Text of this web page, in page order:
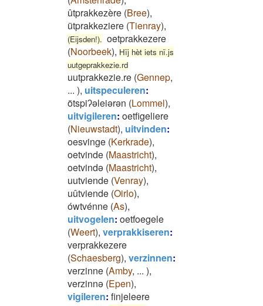
ûtprakkezère (Bree),
ütprakkeziere (Tienray),
(Eijsden!). oetprakkezere
(Noorbeek), Hïj hèt iets nï.js
uutgeprakkezie.rd
uutprakkezie.re (Gennep,
... ), uitspeculeren:
ötspiʔəleiərən (Lommel),
uitvigileren: oetfigeliere
(Nieuwstadt), uitvinden:
oesvinge (Kerkrade),
oetvinde (Maastricht),
oetvində (Maastricht),
uutviende (Venray),
uûtviende (Oirlo),
ówtvénne (As),
uitvogelen: oetfoegele
(Weert), verprakkiseren:
verprakkezere
(Schaesberg), verzinnen:
verzinne (Amby, ... ),
verzinnə (Epen),
vigileren: finjeleere